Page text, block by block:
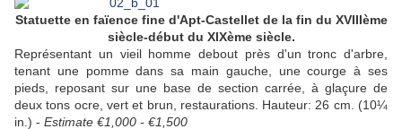
Statuette en faïence fine d'Apt-Castellet de la fin du XVIIIème
siècle-début du XIXème siècle.
Représentant un vieil homme debout près d'un tronc d'arbre,
tenant une pomme dans sa main gauche, une courge à ses
pieds, reposant sur une base de section carrée, à glaçure de
deux tons ocre, vert et brun, restaurations. Hauteur: 26 cm. (10¼
in.) - Estimate €1,000 - €1,500